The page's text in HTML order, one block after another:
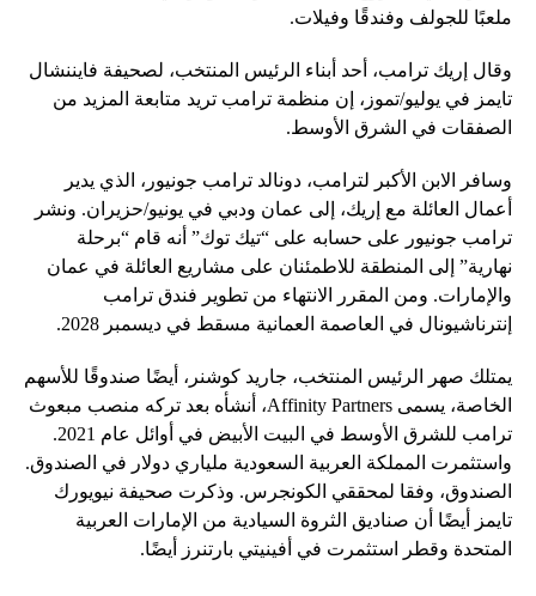
ملعبًا للجولف وفندقًا وفيلات.
وقال إريك ترامب، أحد أبناء الرئيس المنتخب، لصحيفة فايننشال
تايمز في يوليو/تموز، إن منظمة ترامب تريد متابعة المزيد من
الصفقات في الشرق الأوسط.
وسافر الابن الأكبر لترامب، دونالد ترامب جونيور، الذي يدير
أعمال العائلة مع إريك، إلى عمان ودبي في يونيو/حزيران. ونشر
ترامب جونيور على حسابه على “تيك توك” أنه قام “برحلة
نهارية” إلى المنطقة للاطمئنان على مشاريع العائلة في عمان
والإمارات. ومن المقرر الانتهاء من تطوير فندق ترامب
إنترناشيونال في العاصمة العمانية مسقط في ديسمبر 2028.
يمتلك صهر الرئيس المنتخب، جاريد كوشنر، أيضًا صندوقًا للأسهم
الخاصة، يسمى Affinity Partners، أنشأه بعد تركه منصب مبعوث
ترامب للشرق الأوسط في البيت الأبيض في أوائل عام 2021.
واستثمرت المملكة العربية السعودية ملياري دولار في الصندوق.
الصندوق، وفقا لمحققي الكونجرس. وذكرت صحيفة نيويورك
تايمز أيضًا أن صناديق الثروة السيادية من الإمارات العربية
المتحدة وقطر استثمرت في أفينيتي بارتنرز أيضًا.